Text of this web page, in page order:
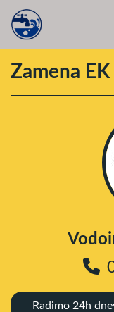
Zamena
Radimo 24h